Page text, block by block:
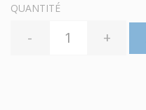
QUANTITÉ
- +